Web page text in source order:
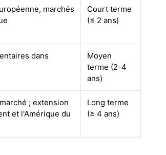
marchés
Court terme
(≤ 2 ans)
dans
Moyen
terme (2-4
ans)
; extension
et l'Amérique du
Long terme
(≥ 4 ans)